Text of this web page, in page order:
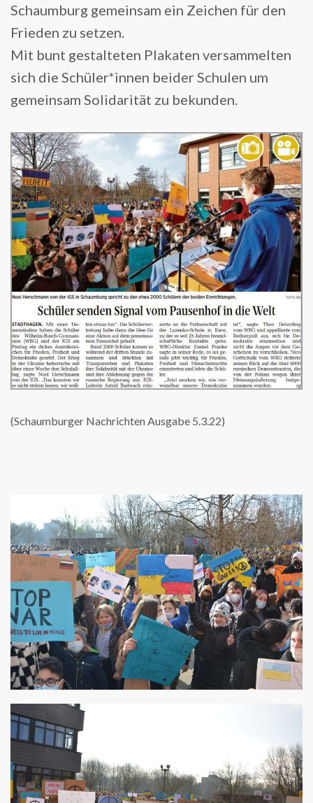
Schaumburg gemeinsam ein Zeichen für den
Frieden zu setzen.
Mit bunt gestalteten Plakaten versammelten
sich die Schüler*innen beider Schulen um
gemeinsam Solidarität zu bekunden.
(Schaumburger Nachrichten Ausgabe 5.3.22)